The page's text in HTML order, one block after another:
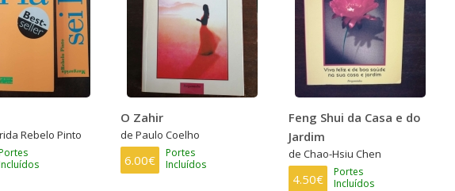
Rebelo Pinto
O Zahir
de Paulo Coelho
6.00€
Portes
Incluídos
Feng Shui da Casa e do
Jardim
de Chao-Hsiu Chen
4.50€
Portes
Incluídos